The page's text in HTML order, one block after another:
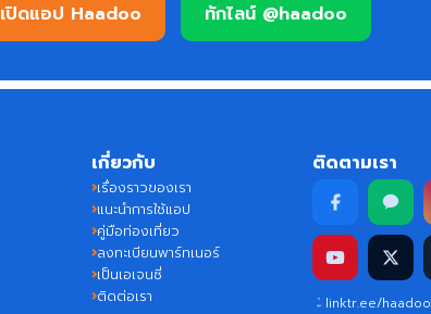
เปิดแอป Haadoo ทักไลน์ @haadoo
เกี่ยวกับ
เรื่องราวของเรา
แนะนำการใช้แอป
คู่มือท่องเที่ยว
ลงทะเบียนพาร์ทเนอร์
เป็นเอเจนซี่
ติดต่อเรา
ติดตามเรา
linktr.ee/haadoo